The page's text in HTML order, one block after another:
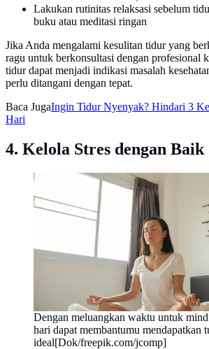
Lakukan rutinitas relaksasi sebelum
buku atau meditasi ringan
Jika Anda mengalami kesulitan tidur yang
ragu untuk berkonsultasi dengan profesional
tidur dapat menjadi indikasi masalah
perlu ditangani dengan tepat.
Baca JugaIngin Tidur Nyenyak? Hindari 3
Hari
4. Kelola Stres dengan Baik
Dengan meluangkan waktu untuk
hari dapat membantumu mendapatkan
ideal[Dok/freepik.com/jcomp]